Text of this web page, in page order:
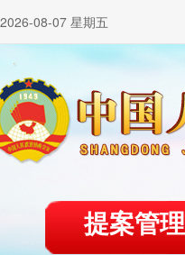
2026-08-07 星期五
提案管理